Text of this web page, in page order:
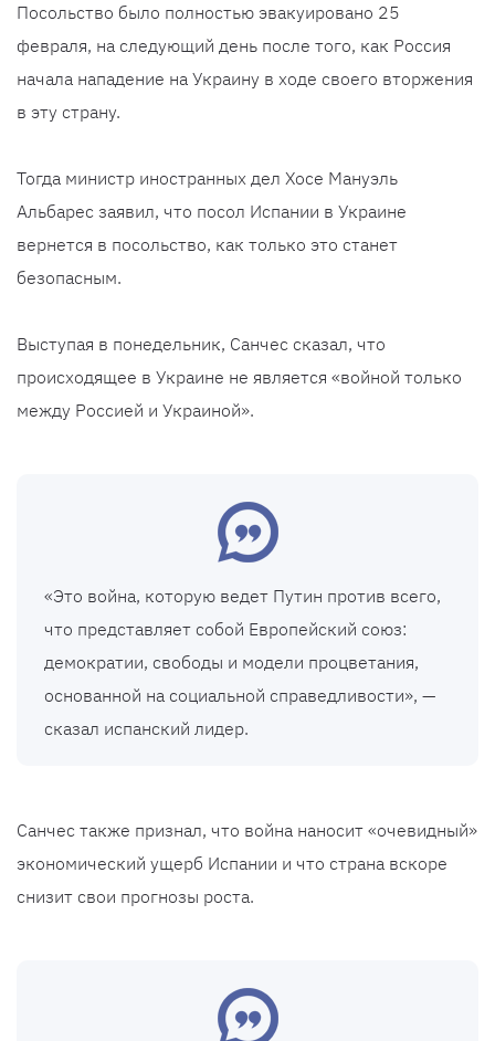
Посольство было полностью эвакуировано 25
февраля, на следующий день после того, как Россия
начала нападение на Украину в ходе своего вторжения
в эту страну.
Тогда министр иностранных дел Хосе Мануэль
Альбарес заявил, что посол Испании в Украине
вернется в посольство, как только это станет
безопасным.
Выступая в понедельник, Санчес сказал, что
происходящее в Украине не является «войной только
между Россией и Украиной».
«Это война, которую ведет Путин против всего,
что представляет собой Европейский союз:
демократии, свободы и модели процветания,
основанной на социальной справедливости», —
сказал испанский лидер.
Санчес также признал, что война наносит «очевидный»
экономический ущерб Испании и что страна вскоре
снизит свои прогнозы роста.